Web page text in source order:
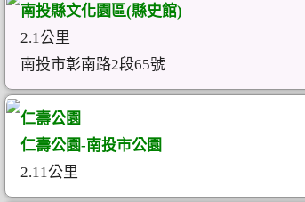
南投縣文化園區(縣史館)
2.1公里
南投市彰南路2段65號
仁壽公園
仁壽公園-南投市公園
2.11公里